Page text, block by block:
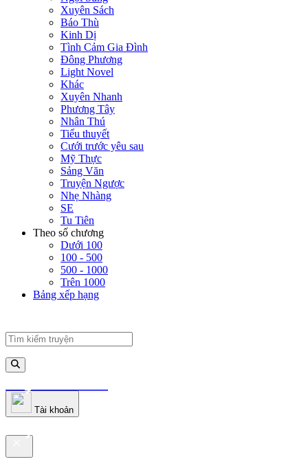
Xuyên Sách
Báo Thù
Kinh Dị
Tình Cảm Gia Đình
Đông Phương
Light Novel
Khác
Xuyên Nhanh
Phương Tây
Nhân Thú
Tiểu thuyết
Cưới trước yêu sau
Mỹ Thực
Sảng Văn
Truyện Ngược
Nhẹ Nhàng
SE
Tu Tiên
Theo số chương
Dưới 100
100 - 500
500 - 1000
Trên 1000
Bảng xếp hạng
truyenfullz.com
Tài khoản
truyenfullz.com